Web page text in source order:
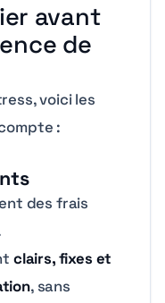
avant
de
voici les
:
des frais
clairs, fixes et
, sans